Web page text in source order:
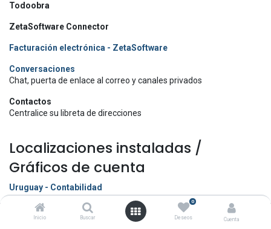
Inicio Buscar
0
Deseos Cuenta
Todoobra
ZetaSoftware Connector
Facturación electrónica - ZetaSoftware
Conversaciones
Chat, puerta de enlace al correo y canales privados
Contactos
Centralice su libreta de direcciones
Localizaciones instaladas /
Gráficos de cuenta
Uruguay - Contabilidad